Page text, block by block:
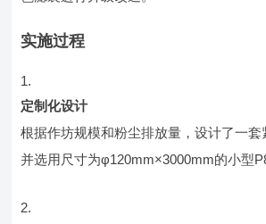
实施过程
定制化设计
根据作坊规模和粉尘排放量，设计了一套
并选用尺寸为φ120mm×3000mm的小型